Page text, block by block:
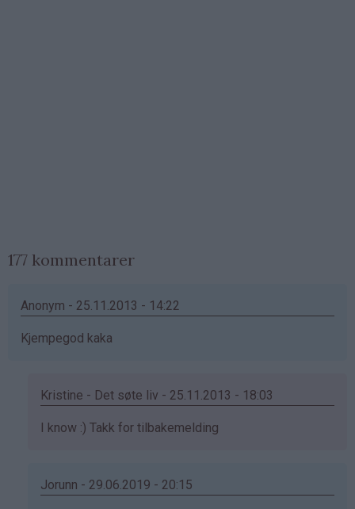
177 kommentarer
Anonym - 25.11.2013 - 14:22
Kjempegod kaka
Kristine - Det søte liv - 25.11.2013 - 18:03
Som
av
I know :) Takk for tilbakemelding
Jorunn - 29.06.2019 - 20:15